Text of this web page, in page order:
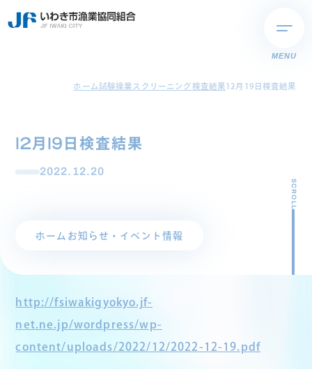
MENU
ホーム試験操業スクリーニング検査結果12月19日検査結果
12月19日検査結果
2022.12.20
ホーム お知らせ・イベント情報
SCROLL
http://fsiwakigyokyo.jf-
net.ne.jp/wordpress/wp-
content/uploads/2022/12/2022-12-19.pdf